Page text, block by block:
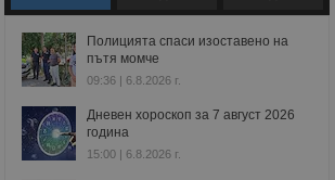
Полицията спаси изоставено на
пътя момче
09:36 | 6.8.2026 г.
Дневен хороскоп за 7 август 2026
година
15:00 | 6.8.2026 г.